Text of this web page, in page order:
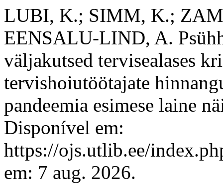
LUBI, K.; SIMM, K.;
EENSALU-LIND, A.
väljakutsed tervisealases
tervishoiutöötajate
pandeemia esimese laine
Disponível em:
https://ojs.utlib.ee/
em: 7 aug. 2026.